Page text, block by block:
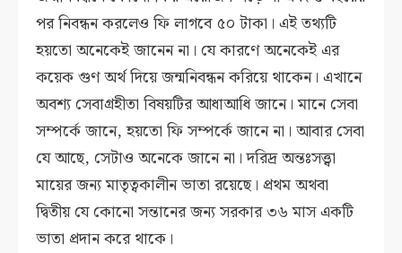
পর নিবন্ধন করলেও ফি লাগবে ৫০ টাকা। এই তথ্যটি
হয়তো অনেকেই জানেন না। যে কারণে অনেকেই এর
কয়েক গুণ অর্থ দিয়ে জন্মনিবন্ধন করিয়ে থাকেন। এখানে
অবশ্য সেবাগ্রহীতা বিষয়টির আধাআধি জানে। মানে সেবা
সম্পর্কে জানে, হয়তো ফি সম্পর্কে জানে না। আবার সেবা
যে আছে, সেটাও অনেকে জানে না। দরিদ্র অন্তঃসত্ত্বা
মায়ের জন্য মাতৃত্বকালীন ভাতা রয়েছে। প্রথম অথবা
দ্বিতীয় যে কোনো সন্তানের জন্য সরকার ৩৬ মাস একটি
ভাতা প্রদান করে থাকে।